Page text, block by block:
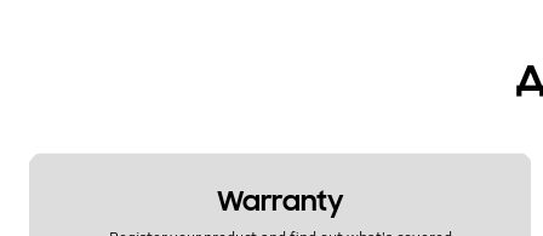
мултимедијални
Warranty